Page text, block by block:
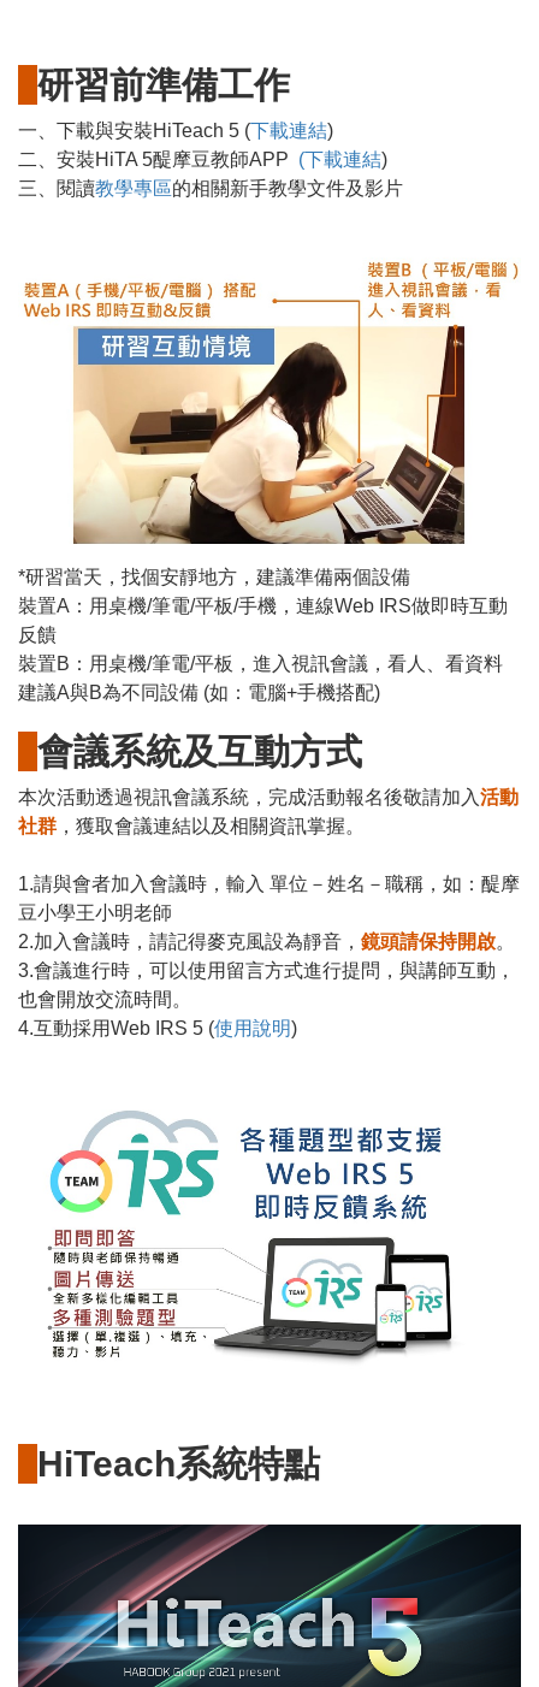
研習前準備工作
一、下載與安裝HiTeach 5 (下載連結)
二、安裝HiTA 5醍摩豆教師APP (下載連結)
三、閱讀教學專區的相關新手教學文件及影片
*研習當天，找個安靜地方，建議準備兩個設備
裝置A：用桌機/筆電/平板/手機，連線Web IRS做即時互動
反饋
裝置B：用桌機/筆電/平板，進入視訊會議，看人、看資料
建議A與B為不同設備 (如：電腦+手機搭配)
會議系統及互動方式
本次活動透過視訊會議系統，完成活動報名後敬請加入活動
社群 ，獲取會議連結以及相關資訊掌握。
1.請與會者加入會議時，輸入 單位－姓名－職稱，如：醍摩
豆小學王小明老師
2.加入會議時，請記得麥克風設為靜音， 鏡頭請保持開啟。
3.會議進行時，可以使用留言方式進行提問，與講師互動，
也會開放交流時間。
4.互動採用Web IRS 5 (使用說明)
HiTeach系統特點